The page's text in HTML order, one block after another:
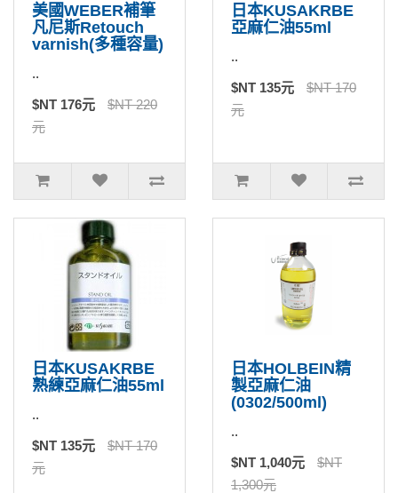
美國WEBER補筆
凡尼斯Retouch
varnish(多種容量)
..
$NT 176元
$NT 220
元
日本KUSAKRBE
亞麻仁油55ml
..
$NT 135元
$NT 170
元
日本KUSAKRBE
熟練亞麻仁油55ml
..
$NT 135元
$NT 170
元
日本HOLBEIN精
製亞麻仁油
(0302/500ml)
..
$NT 1,040元
$NT
1,300元